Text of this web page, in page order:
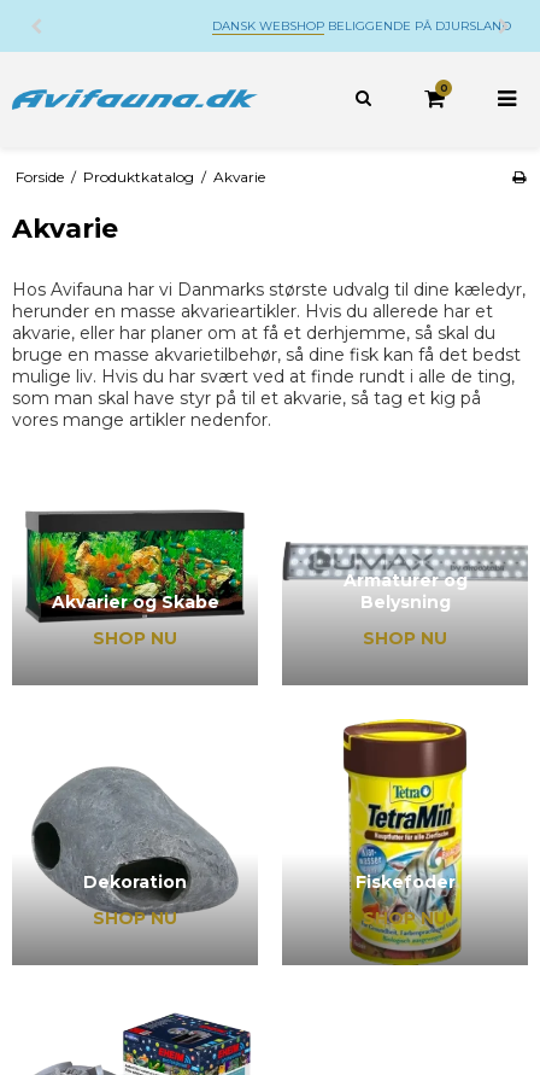
DANSK WEBSHOPBELIGGENDE PÅ DJURSLAND
0
Forside / Produktkatalog / Akvarie
Akvarie
Hos Avifauna har vi Danmarks største udvalg til dine kæledyr,
herunder en masse akvarieartikler. Hvis du allerede har et
akvarie, eller har planer om at få et derhjemme, så skal du
bruge en masse akvarietilbehør, så dine fisk kan få det bedst
mulige liv. Hvis du har svært ved at finde rundt i alle de ting,
som man skal have styr på til et akvarie, så tag et kig på
vores mange artikler nedenfor.
Akvarier og Skabe
SHOP NU
Armaturer og
Belysning
SHOP NU
Dekoration
SHOP NU
Fiskefoder
SHOP NU